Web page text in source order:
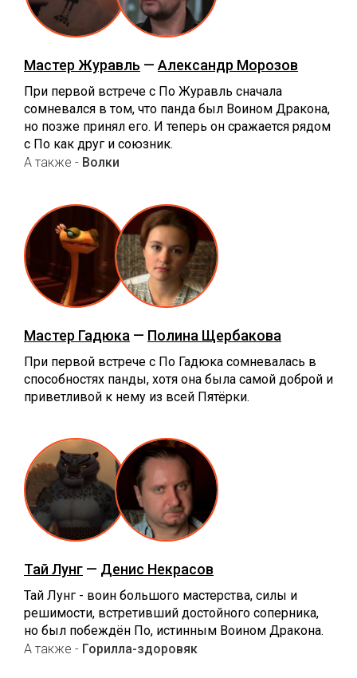
Мастер Журавль — Александр Морозов
При первой встрече с По Журавль сначала
сомневался в том, что панда был Воином Дракона,
но позже принял его. И теперь он сражается рядом
с По как друг и союзник.
А также - Волки
Мастер Гадюка — Полина Щербакова
При первой встрече с По Гадюка сомневалась в
способностях панды, хотя она была самой доброй и
приветливой к нему из всей Пятёрки.
Тай Лунг — Денис Некрасов
Тай Лунг - воин большого мастерства, силы и
решимости, встретивший достойного соперника,
но был побеждён По, истинным Воином Дракона.
А также - Горилла-здоровяк